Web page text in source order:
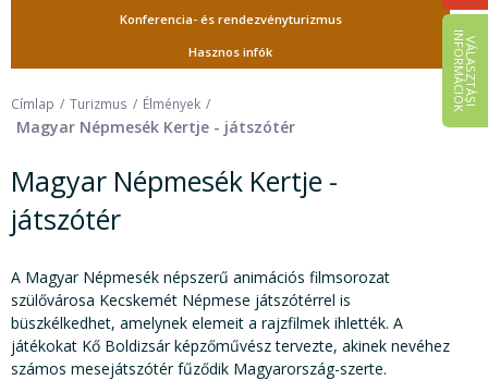
V
Á
L
A
S
Z
T
Á
S
I
IN
F
O
R
M
Á
C
I
Ó
K
Konferencia- és rendezvényturizmus
Hasznos infók
Címlap Turizmus Élmények
Magyar Népmesék Kertje - játszótér
Magyar Népmesék Kertje -
játszótér
A Magyar Népmesék népszerű animációs filmsorozat
szülővárosa Kecskemét Népmese játszótérrel is
büszkélkedhet, amelynek elemeit a rajzfilmek ihlették. A
játékokat Kő Boldizsár képzőművész tervezte, akinek nevéhez
számos mesejátszótér fűződik Magyarország-szerte.